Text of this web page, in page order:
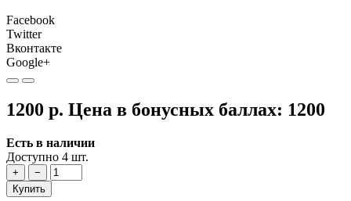
Facebook
Twitter
Вконтакте
Google+
1200 р. Цена в бонусных баллах: 1200
Есть в наличии
Доступно 4 шт.
+
−
Купить